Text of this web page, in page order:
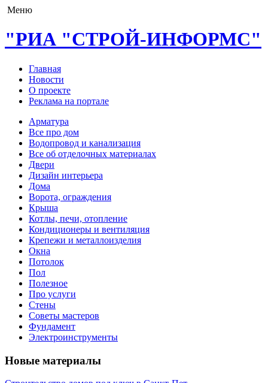
Меню
"РИА "СТРОЙ-ИНФОРМС"
Главная
Новости
О проекте
Реклама на портале
Арматура
Все про дом
Водопровод и канализация
Все об отделочных материалах
Двери
Дизайн интерьера
Дома
Ворота, ограждения
Крыша
Котлы, печи, отопление
Кондиционеры и вентиляция
Крепежи и металлоизделия
Окна
Потолок
Пол
Полезное
Про услуги
Стены
Советы мастеров
Фундамент
Электроинструменты
Новые материалы